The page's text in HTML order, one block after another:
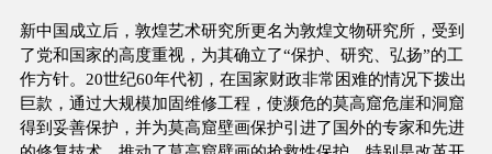
新中国成立后，敦煌艺术研究所更名为敦煌文物研究所，受到
了党和国家的高度重视，为其确立了“保护、研究、弘扬”的工
作方针。20世纪60年代初，在国家财政非常困难的情况下拨出
巨款，通过大规模加固维修工程，使濒危的莫高窟危崖和洞窟
得到妥善保护，并为莫高窟壁画保护引进了国外的专家和先进